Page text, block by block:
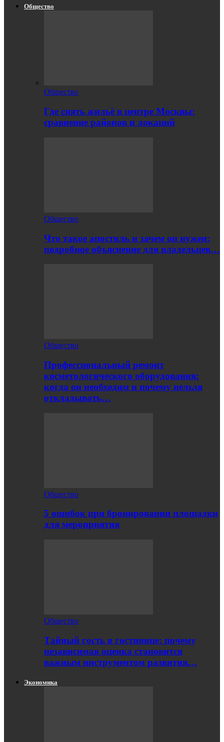
Общество
Общество
Где снять жильё в центре Москвы:
сравнение районов и локаций
Общество
Что такое апостиль и зачем он нужен:
подробное объяснение для владельцев…
Общество
Профессиональный ремонт
косметологического оборудования:
когда он необходим и почему нельзя
откладывать…
Общество
5 ошибок при бронировании площадки
для мероприятия
Общество
Тайный гость в гостинице: почему
независимая оценка становится
важным инструментом развития…
Экономика